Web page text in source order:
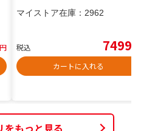
円
マイストア在庫： 2962
税込 7499
カートに入れる